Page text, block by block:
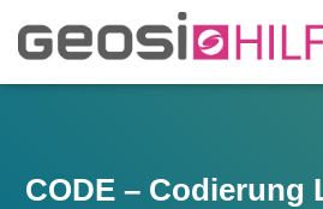
CODE – Codierung